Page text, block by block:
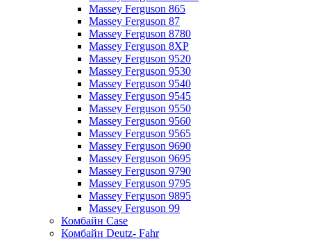
Massey Ferguson 865
Massey Ferguson 87
Massey Ferguson 8780
Massey Ferguson 8XP
Massey Ferguson 9520
Massey Ferguson 9530
Massey Ferguson 9540
Massey Ferguson 9545
Massey Ferguson 9550
Massey Ferguson 9560
Massey Ferguson 9565
Massey Ferguson 9690
Massey Ferguson 9695
Massey Ferguson 9790
Massey Ferguson 9795
Massey Ferguson 9895
Massey Ferguson 99
Комбайн Case
Комбайн Deutz- Fahr